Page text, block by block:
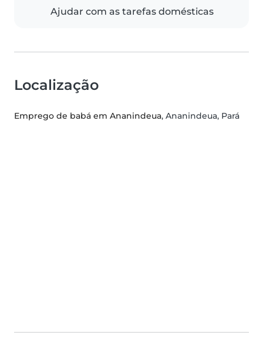
Ajudar com as tarefas domésticas
Localização
Emprego de babá em Ananindeua, Ananindeua, Pará